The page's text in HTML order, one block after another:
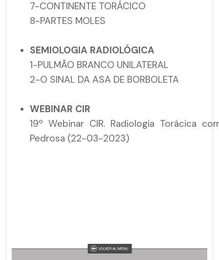
7-CONTINENTE TORÁCICO
8-PARTES MOLES
SEMIOLOGIA RADIOLÓGICA
1-PULMÃO BRANCO UNILATERAL
2-O SINAL DA ASA DE BORBOLETA
WEBINAR CIR
19º Webinar CIR. Radiologia Torácica
Pedrosa (22-03-2023)